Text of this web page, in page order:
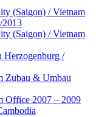
(Saigon) / Vietnam
2013
(Saigon) / Vietnam
Herzogenburg /
Zubau & Umbau
Office 2007 – 2009